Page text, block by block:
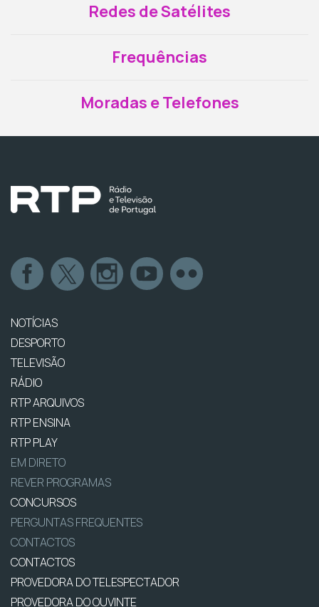
Redes de Satélites
Frequências
Moradas e Telefones
NOTÍCIAS
DESPORTO
TELEVISÃO
RÁDIO
RTP ARQUIVOS
RTP ENSINA
RTP PLAY
EM DIRETO
REVER PROGRAMAS
CONCURSOS
PERGUNTAS FREQUENTES
CONTACTOS
CONTACTOS
PROVEDORA DO TELESPECTADOR
PROVEDORA DO OUVINTE